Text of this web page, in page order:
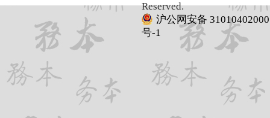
Reserved.
沪公网安备
号-1